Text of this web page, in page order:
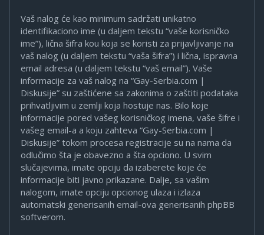
Vaš nalog će kao minimum sadržati unikatno
identifikaciono ime (u daljem tekstu “vaše korisničko
ime”), lična šifra kou koja se koristi za prijavljivanje na
vaš nalog (u daljem tekstu “vaša šifra”) i lična, ispravna
email adresa (u daljem tekstu “vaš email”). Vaše
informacije za vaš nalog na “Gay-Serbia.com |
Diskusije” su zaštićene sa zakonima o zaštiti podataka
prihvatljivim u zemlji koja hostuje nas. Bilo koje
informacije pored vašeg korisničkog imena, vaše šifre i
vašeg email-a a koju zahteva “Gay-Serbia.com |
Diskusije” tokom procesa registracije su na nama da
odlučimo šta je obavezno a šta opciono. U svim
slučajevima, imate opciju da izaberete koje će
informacije biti javno prikazane. Dalje, sa vašim
nalogom, imate opciju opcionog ulaza i izlaza
automatski generisanih email-ova generisanih phpBB
softverom.